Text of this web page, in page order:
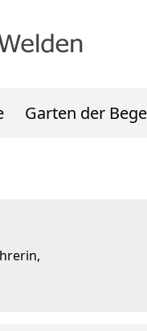
Garten der